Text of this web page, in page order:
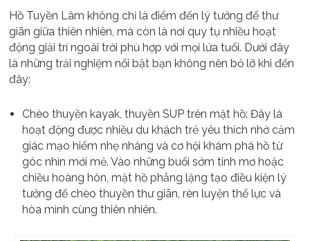
Hồ Tuyền Lâm không chỉ là điểm đến lý tưởng để thư
giãn giữa thiên nhiên, mà còn là nơi quy tụ nhiều hoạt
động giải trí ngoài trời phù hợp với mọi lứa tuổi. Dưới đây
là những trải nghiệm nổi bật bạn không nên bỏ lỡ khi đến
đây:
Chèo thuyền kayak, thuyền SUP trên mặt hồ: Đây là
hoạt động được nhiều du khách trẻ yêu thích nhờ cảm
giác mạo hiểm nhẹ nhàng và cơ hội khám phá hồ từ
góc nhìn mới mẻ. Vào những buổi sớm tinh mơ hoặc
chiều hoàng hôn, mặt hồ phẳng lặng tạo điều kiện lý
tưởng để chèo thuyền thư giãn, rèn luyện thể lực và
hòa mình cùng thiên nhiên.